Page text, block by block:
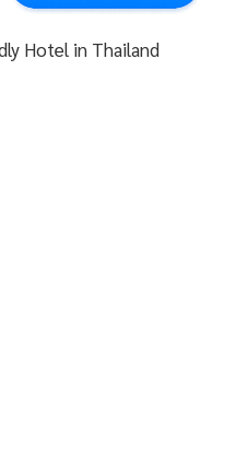
Hotel in Thailand